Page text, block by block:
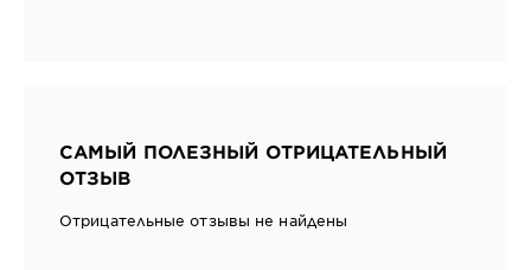
САМЫЙ ПОЛЕЗНЫЙ ОТРИЦАТЕЛЬНЫЙ
ОТЗЫВ
Отрицательные отзывы не найдены